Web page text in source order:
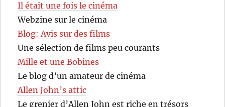
Il était une fois le cinéma
Webzine sur le cinéma
Blog: Avis sur des films
Une sélection de films peu courants
Mille et une Bobines
Le blog d’un amateur de cinéma
Allen John’s attic
Le grenier d’Allen John est riche en trésors